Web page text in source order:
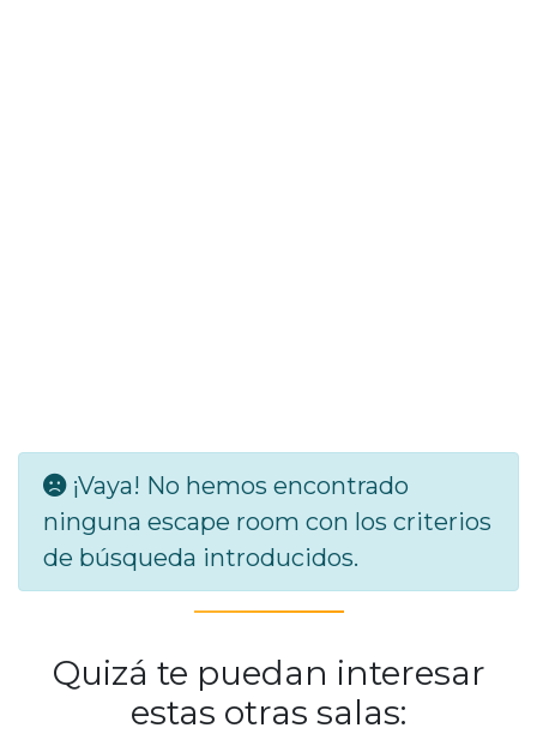
¡Vaya! No hemos encontrado
ninguna escape room con los criterios
de búsqueda introducidos.
Quizá te puedan interesar
estas otras salas: